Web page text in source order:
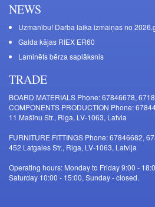
NEWS
Uzmanību! Darba laika izmaiņas no
Galda kājas RIEX ER60
Laminēts bērza saplāksnis
TRADE
BOARD MATERIALS Phone: 67846678,
COMPONENTS PRODUCTION Phone:
11 Mašīnu Str., Riga, LV-1063, Latvia
FURNITURE FITTINGS Phone: 67846682,
452 Latgales Str., Riga, LV-1063, Latvija
Operating hours: Monday to Friday 9:00 -
Saturday 10:00 - 15:00, Sunday - closed.